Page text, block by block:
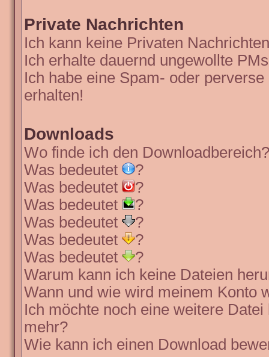
Private Nachrichten
Ich kann keine Privaten
Ich erhalte dauernd ungewollte
Ich habe eine Spam- oder
erhalten!
Downloads
Wo finde ich den Downloadbereich?
Was bedeutet
?
Was bedeutet
?
Was bedeutet
?
Was bedeutet
?
Was bedeutet
?
Was bedeutet
?
Warum kann ich keine Dateien
Wann und wie wird meinem Konto
Ich möchte noch eine weitere
mehr?
Wie kann ich einen Download